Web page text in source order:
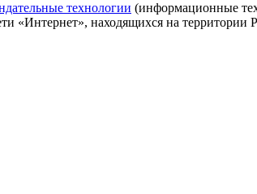
технологии (информационные
«Интернет», находящихся на территории